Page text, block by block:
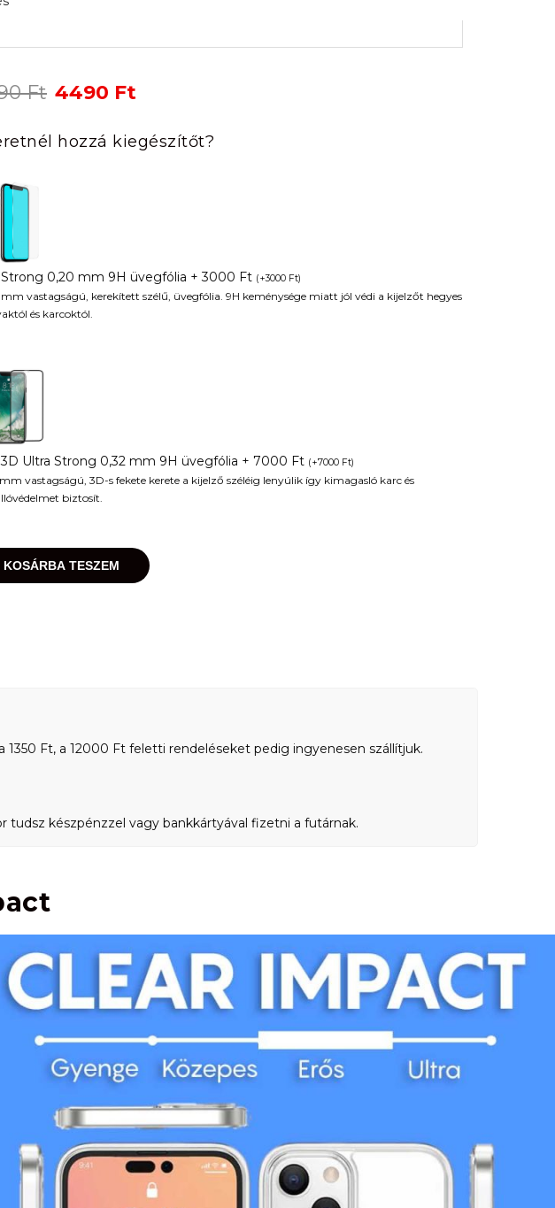
Ft Original
was:
5990 Ft.
4490 Ft
is:
4490 Ft.
hozzá kiegészítőt?
Strong 0,20 mm 9H üvegfólia + 3000 Ft (+3000 Ft)
vastagságú, kerekített szélű, üvegfólia. 9H keménysége miatt jól védi a kijelzőt hegyes
és karcoktól.
3D Ultra Strong 0,32 mm 9H üvegfólia + 7000 Ft (+7000 Ft)
vastagságú, 3D-s fekete kerete a kijelző széléig lenyúlik így kimagasló karc és
biztosít.
KOSÁRBA TESZEM
Ft, a 12000 Ft feletti rendeléseket pedig ingyenesen szállítjuk.
tudsz készpénzzel vagy bankkártyával fizetni a futárnak.